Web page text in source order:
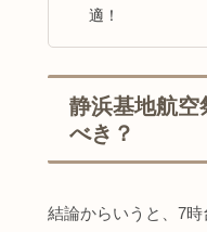
適！
静浜基地航空
べき？
結論からいうと、7